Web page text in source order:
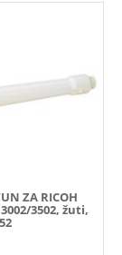
ZA RICOH
3502, žuti,